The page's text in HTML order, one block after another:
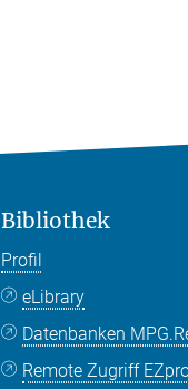
Bibliothek
Profil
eLibrary
Datenbanken
Remote Zugriff